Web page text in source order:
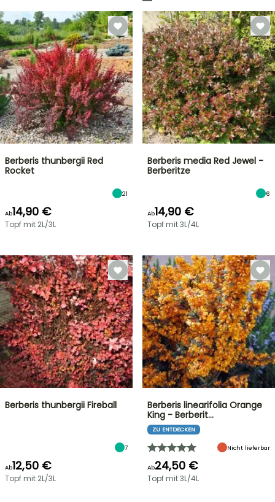
Berberis thunbergii Red
Rocket
21
Ab14,90 €
Topf mit 2L/3L
Berberis media Red Jewel -
Berberitze
6
Ab14,90 €
Topf mit 3L/4L
Berberis thunbergii Fireball
7
Ab12,50 €
Topf mit 2L/3L
Berberis linearifolia Orange
King - Berberit…
ZU ENTDECKEN
Nicht lieferbar
Ab24,50 €
Topf mit 3L/4L